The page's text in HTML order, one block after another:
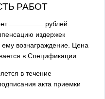
РАБОТ
рублей.
издержек
вознаграждение. Цена
в Спецификации.
в течение
акта приемки